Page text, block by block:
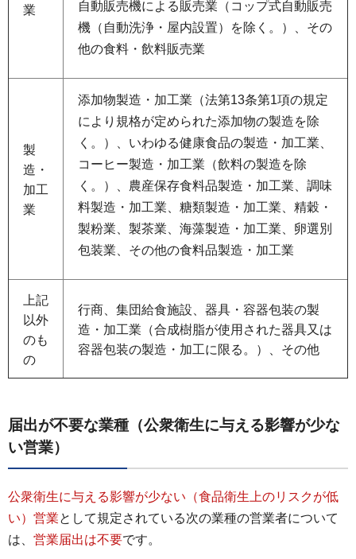
業
自動販売機による販売業（コップ式自動販売
機（自動洗浄・屋内設置）を除く。）、その
他の食料・飲料販売業
製
造・
加工
業
添加物製造・加工業（法第13条第1項の規定
により規格が定められた添加物の製造を除
く。）、いわゆる健康食品の製造・加工業、
コーヒー製造・加工業（飲料の製造を除
く。）、農産保存食料品製造・加工業、調味
料製造・加工業、糖類製造・加工業、精穀・
製粉業、製茶業、海藻製造・加工業、卵選別
包装業、その他の食料品製造・加工業
上記
以外
のも
の
行商、集団給食施設、器具・容器包装の製
造・加工業（合成樹脂が使用された器具又は
容器包装の製造・加工に限る。）、その他
届出が不要な業種（公衆衛生に与える影響が少な
い営業）
公衆衛生に与える影響が少ない（食品衛生上のリスクが低
い）営業として規定されている次の業種の営業者について
は、 営業届出は不要です。